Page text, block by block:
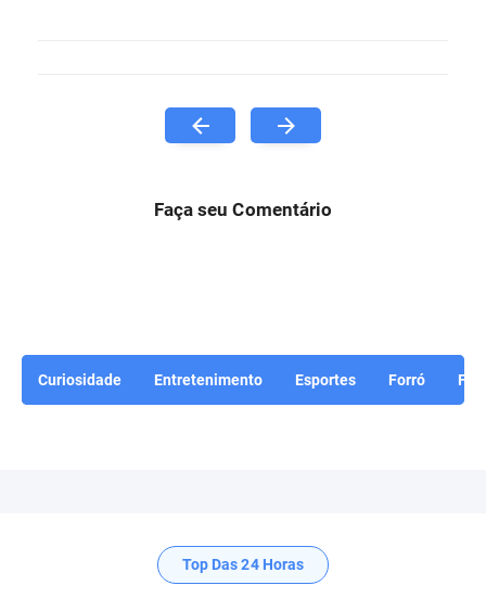
Faça seu Comentário
Curiosidade Entretenimento Esportes Forró
Top Das 24 Horas